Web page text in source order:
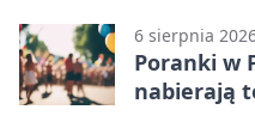
6 sierpnia
Poranki w
nabierają